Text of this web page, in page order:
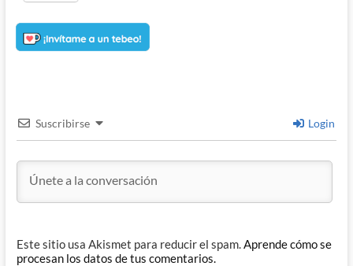
Suscribirse Login
Este sitio usa Akismet para reducir el spam.Aprende cómo se
procesan los datos de tus comentarios.